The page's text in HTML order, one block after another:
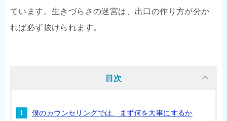
ています。生きづらさの迷宮は、出口の作り方が分か
れば必ず抜けられます。
目次
僕のカウンセリングでは、まず何を大事にするか